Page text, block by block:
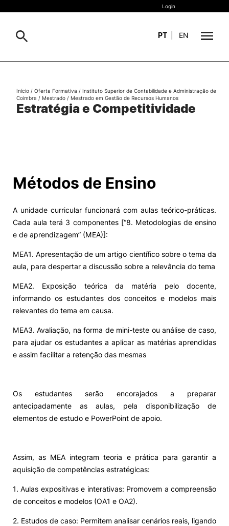
Estudar
II&D e Empresas
Ação Social
Alumni
Magazine
Eventos
Europeia Política de Privacidade e Cookies
Sugestões,
Login
PT EN
Pesquisa
Estratégia e Competitividade
Início / Oferta Formativa / Instituto Superior de Contabilidade e Administração de
Coimbra / Mestrado / Mestrado em Gestão de Recursos Humanos
Métodos de Ensino
A unidade curricular funcionará com aulas teórico-práticas.
Cada aula terá 3 componentes [“8. Metodologias de ensino
e de aprendizagem” (MEA)]:
MEA1. Apresentação de um artigo científico sobre o tema da
aula, para despertar a discussão sobre a relevância do tema
MEA2. Exposição teórica da matéria pelo docente,
informando os estudantes dos conceitos e modelos mais
relevantes do tema em causa.
MEA3. Avaliação, na forma de mini-teste ou análise de caso,
para ajudar os estudantes a aplicar as matérias aprendidas
e assim facilitar a retenção das mesmas
Os estudantes serão encorajados a preparar
antecipadamente as aulas, pela disponibilização de
elementos de estudo e PowerPoint de apoio.
Assim, as MEA integram teoria e prática para garantir a
aquisição de competências estratégicas:
1. Aulas expositivas e interativas: Promovem a compreensão
de conceitos e modelos (OA1 e OA2).
2. Estudos de caso: Permitem analisar cenários reais, ligando